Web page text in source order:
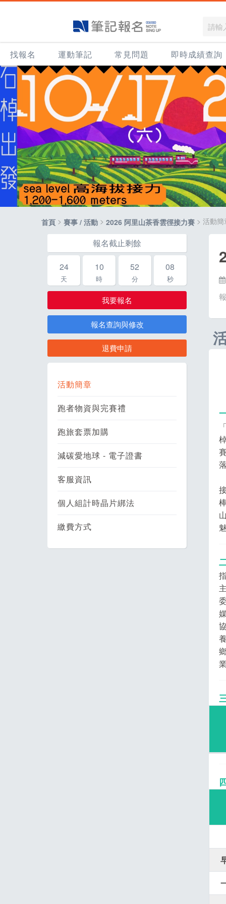
找報名 運動筆記 常見問題 即時成績查詢
首頁 > 賽事 / 活動 > 2026 阿里山茶香雲徑接力賽 > 活動簡
報名截止剩餘
24
天
10
時
52
分
07
秒
我要報名
報名查詢與修改
退費申請
活動簡章
跑者物資與完賽禮
跑旅套票加購
減碳愛地球 - 電子證書
客服資訊
個人組計時晶片綁法
繳費方式